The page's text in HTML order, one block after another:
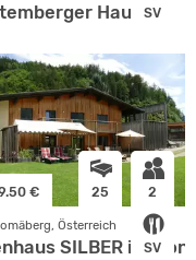
SV
Haus
€ 25 2
SV
Österreich
SILBER im